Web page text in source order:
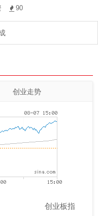
90
创业走势
创业板指